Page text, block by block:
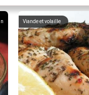
Viande et volaille